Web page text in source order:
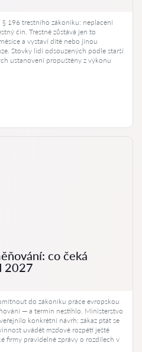
196 trestního zákoníku: neplacení
čin. Trestné zůstává jen to
a vystaví dítě nebo jinou
Stovky lidí odsouzených podle starší
ustanovení propuštěny z výkonu
co čeká
2027
do zákoníku práce evropskou
— a termín nestihlo. Ministerstvo
konkrétní návrh: zákaz ptát se
uvádět mzdové rozpětí ještě
firmy pravidelné zprávy o rozdílech v